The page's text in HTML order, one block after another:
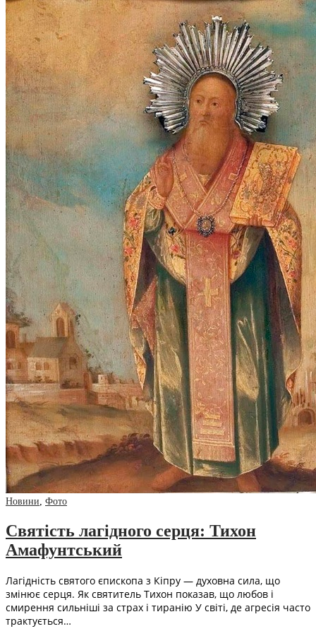
Новини, Фото
Святість лагідного серця: Тихон
Амафунтський
Лагідність святого єпископа з Кіпру — духовна сила, що
змінює серця. Як святитель Тихон показав, що любов і
смирення сильніші за страх і тиранію У світі, де агресія часто
трактується…